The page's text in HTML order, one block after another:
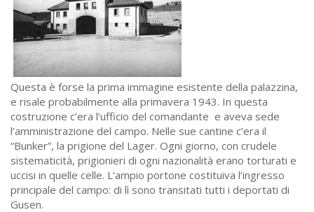
Questa è forse la prima immagine esistente della palazzina,
e risale probabilmente alla primavera 1943. In questa
costruzione c’era l’ufficio del comandante e aveva sede
l’amministrazione del campo. Nelle sue cantine c’era il
“Bunker”, la prigione del Lager. Ogni giorno, con crudele
sistematicità, prigionieri di ogni nazionalità erano torturati e
uccisi in quelle celle. L’ampio portone costituiva l’ingresso
principale del campo: di lì sono transitati tutti i deportati di
Gusen.